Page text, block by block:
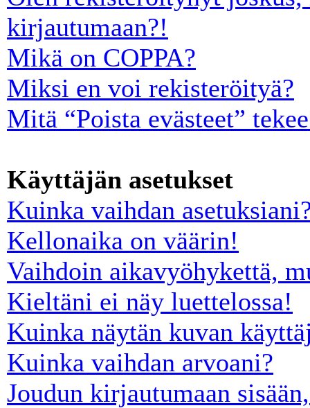
kirjautumaan?!
Mikä on COPPA?
Miksi en voi rekisteröityä?
Mitä “Poista evästeet”
Käyttäjän asetukset
Kuinka vaihdan
Kellonaika on väärin!
Vaihdoin aikavyöhykettä,
Kieltäni ei näy luettelossa!
Kuinka näytän kuvan
Kuinka vaihdan arvoani?
Joudun kirjautumaan